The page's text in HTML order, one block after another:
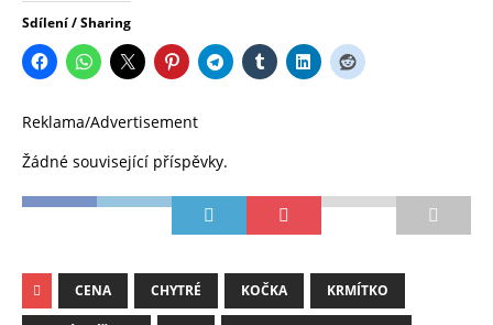
Sdílení / Sharing
Reklama/Advertisement
Žádné související příspěvky.
CENA CHYTRÉ KOČKA KRMÍTKO